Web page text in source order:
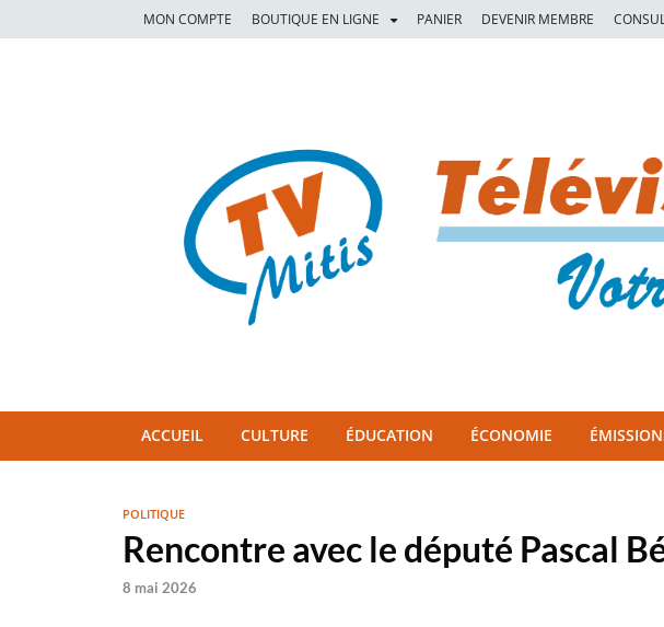
MON COMPTE BOUTIQUE EN LIGNE PANIER DEVENIR MEMBRE
TVM
ACCUEIL CULTURE ÉDUCATION ÉCONOMIE
POLITIQUE
Rencontre avec le député Pascal
8 mai 2026